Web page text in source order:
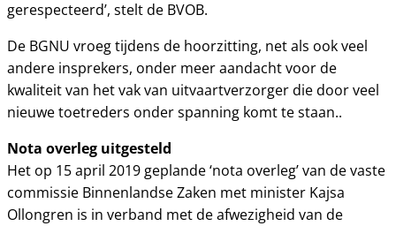
gerespecteerd’, stelt de BVOB.
De BGNU vroeg tijdens de hoorzitting, net als ook veel
andere insprekers, onder meer aandacht voor de
kwaliteit van het vak van uitvaartverzorger die door veel
nieuwe toetreders onder spanning komt te staan..
Nota overleg uitgesteld
Het op 15 april 2019 geplande ‘nota overleg’ van de vaste
commissie Binnenlandse Zaken met minister Kajsa
Ollongren is in verband met de afwezigheid van de